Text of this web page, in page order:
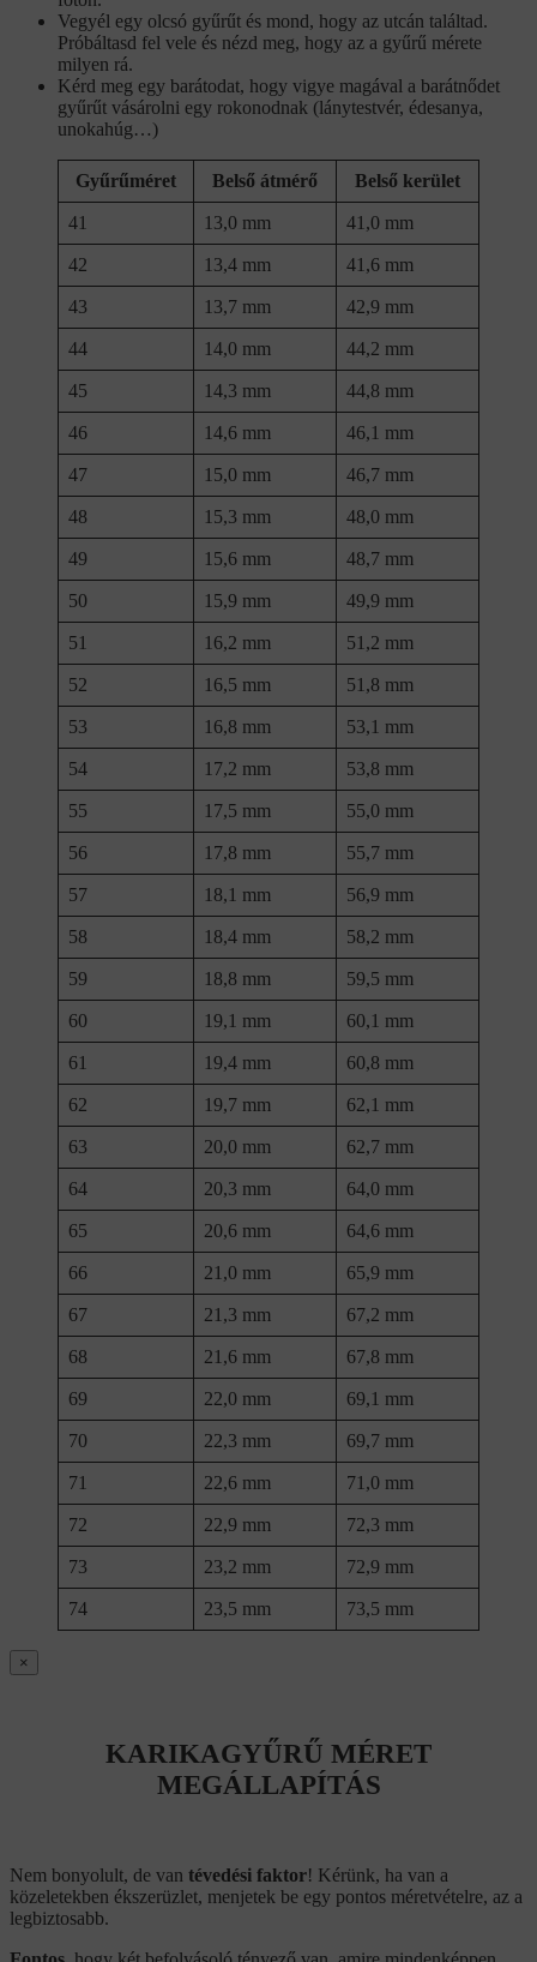
Vegyél egy olcsó gyűrűt és mond, hogy az utcán találtad.
Próbáltasd fel vele és nézd meg, hogy az a gyűrű mérete
milyen rá.
Kérd meg egy barátodat, hogy vigye magával a barátnődet
gyűrűt vásárolni egy rokonodnak (lánytestvér, édesanya,
unokahúg…)
Gyűrűméret Belső átmérő Belső kerület
41 13,0 mm 41,0 mm
42 13,4 mm 41,6 mm
43 13,7 mm 42,9 mm
44 14,0 mm 44,2 mm
45 14,3 mm 44,8 mm
46 14,6 mm 46,1 mm
47 15,0 mm 46,7 mm
48 15,3 mm 48,0 mm
49 15,6 mm 48,7 mm
50 15,9 mm 49,9 mm
51 16,2 mm 51,2 mm
52 16,5 mm 51,8 mm
53 16,8 mm 53,1 mm
54 17,2 mm 53,8 mm
55 17,5 mm 55,0 mm
56 17,8 mm 55,7 mm
57 18,1 mm 56,9 mm
58 18,4 mm 58,2 mm
59 18,8 mm 59,5 mm
60 19,1 mm 60,1 mm
61 19,4 mm 60,8 mm
62 19,7 mm 62,1 mm
63 20,0 mm 62,7 mm
64 20,3 mm 64,0 mm
65 20,6 mm 64,6 mm
66 21,0 mm 65,9 mm
67 21,3 mm 67,2 mm
68 21,6 mm 67,8 mm
69 22,0 mm 69,1 mm
70 22,3 mm 69,7 mm
71 22,6 mm 71,0 mm
72 22,9 mm 72,3 mm
73 23,2 mm 72,9 mm
74 23,5 mm 73,5 mm
×
KARIKAGYŰRŰ MÉRET
MEGÁLLAPÍTÁS
Nem bonyolult, de van tévedési faktor! Kérünk, ha van a
közeletekben ékszerüzlet, menjetek be egy pontos méretvételre, az a
legbiztosabb.